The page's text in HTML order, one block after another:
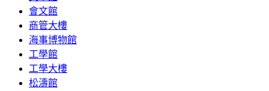
會文館
商管大樓
海事博物館
工學館
工學大樓
松濤館